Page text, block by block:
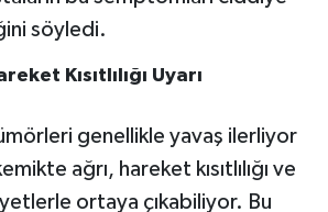
söyledi.
Kısıtlılığı Uyarı
genellikle yavaş ilerliyor
ağrı, hareket kısıtlılığı ve
ortaya çıkabiliyor. Bu